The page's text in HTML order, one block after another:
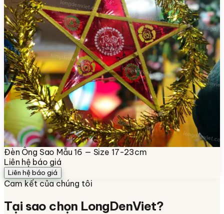
Đèn Ông Sao Mẫu 16 — Size 17-23cm
Liên hệ báo giá
Liên hệ báo giá
Cam kết của chúng tôi
Tại sao chọn LongDenViet?